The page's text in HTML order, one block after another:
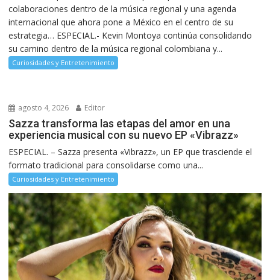
colaboraciones dentro de la música regional y una agenda
internacional que ahora pone a México en el centro de su
estrategia… ESPECIAL.- Kevin Montoya continúa consolidando
su camino dentro de la música regional colombiana y...
Curiosidades y Entretenimiento
agosto 4, 2026 Editor
Sazza transforma las etapas del amor en una
experiencia musical con su nuevo EP «Vibrazz»
ESPECIAL. – Sazza presenta «Vibrazz», un EP que trasciende el
formato tradicional para consolidarse como una...
Curiosidades y Entretenimiento